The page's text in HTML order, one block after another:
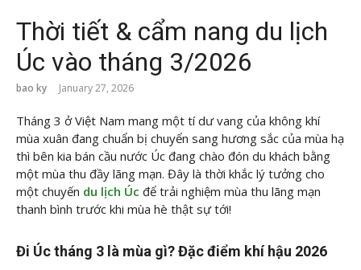
Thời tiết & cẩm nang du lịch
Úc vào tháng 3/2026
bao ky January 27, 2026
Tháng 3 ở Việt Nam mang một tí dư vang của không khí
mùa xuân đang chuẩn bị chuyển sang hương sắc của mùa hạ
thì bên kia bán cầu nước Úc đang chào đón du khách bằng
một mùa thu đầy lãng mạn. Đây là thời khắc lý tưởng cho
một chuyến du lịch Úc để trải nghiệm mùa thu lãng mạn
thanh bình trước khi mùa hè thật sự tới!
Đi Úc tháng 3 là mùa gì? Đặc điểm khí hậu 2026